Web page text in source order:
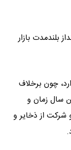
بلندمدت بازار
چون برخلاف
زمان و
شرکت از ذخایر و